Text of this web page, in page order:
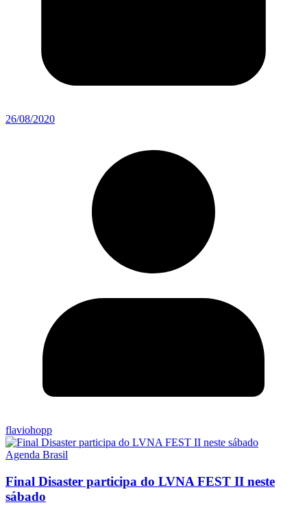
26/08/2020
flaviohopp
Agenda Brasil
Final Disaster participa do LVNA FEST II neste
sábado